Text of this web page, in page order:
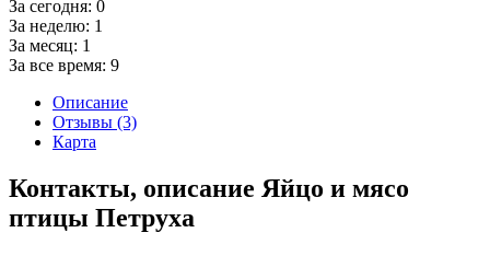
За сегодня: 0
За неделю: 1
За месяц: 1
За все время: 9
Описание
Отзывы (3)
Карта
Контакты, описание Яйцо и мясо
птицы Петруха